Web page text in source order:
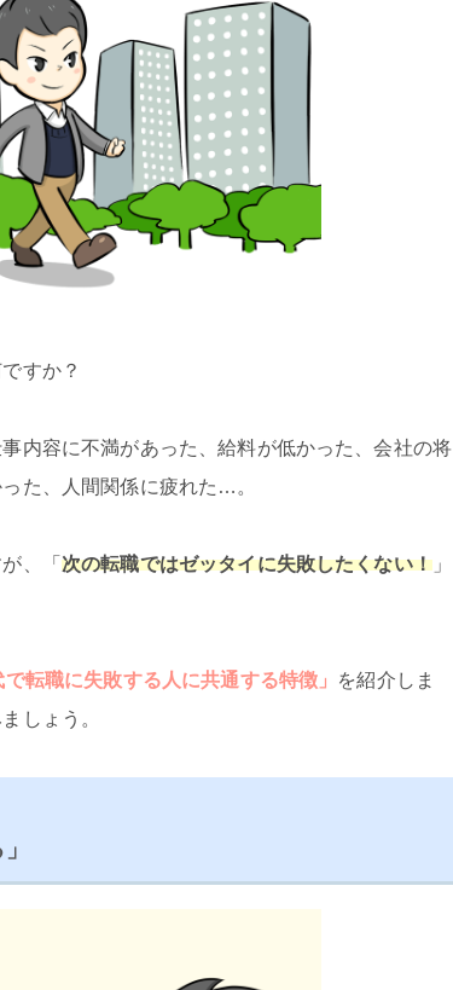
すか？
内容に不満があった、給料が低かった、会社の将
た、人間関係に疲れた…。
、「 次の転職ではゼッタイに失敗したくない！」
で転職に失敗する人に共通する特徴」 を紹介しま
しょう。